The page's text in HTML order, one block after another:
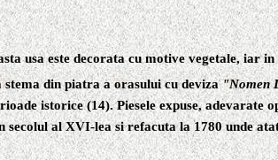
usa este decorata cu motive vegetale, iar
din piatra a orasului cu deviza"Nomen
istorice(14).Piesele expuse, adevarate
al XVI-lea si refacuta la 1780 unde